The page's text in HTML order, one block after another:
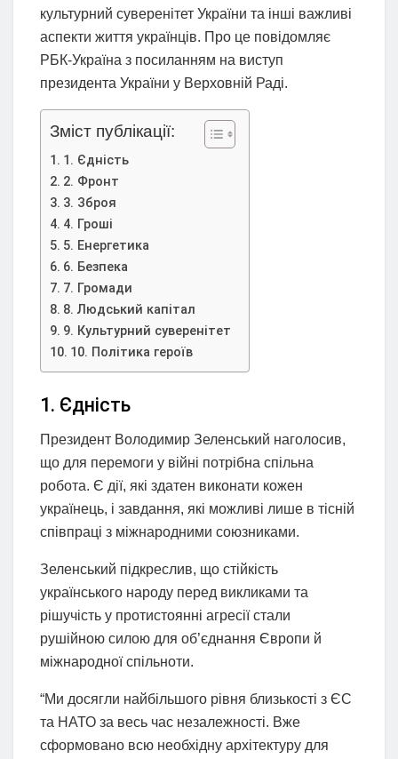
культурний суверенітет України та інші важливі
аспекти життя українців. Про це повідомляє
РБК-Україна з посиланням на виступ
президента України у Верховній Раді.
Зміст публікації:
1. Єдність
2. Фронт
3. Зброя
4. Гроші
5. Енергетика
6. Безпека
7. Громади
8. Людський капітал
9. Культурний суверенітет
10. Політика героїв
1. Єдність
Президент Володимир Зеленський наголосив,
що для перемоги у війні потрібна спільна
робота. Є дії, які здатен виконати кожен
українець, і завдання, які можливі лише в тісній
співпраці з міжнародними союзниками.
Зеленський підкреслив, що стійкість
українського народу перед викликами та
рішучість у протистоянні агресії стали
рушійною силою для об’єднання Європи й
міжнародної спільноти.
“Ми досягли найбільшого рівня близькості з ЄС
та НАТО за весь час незалежності. Вже
сформовано всю необхідну архітектуру для